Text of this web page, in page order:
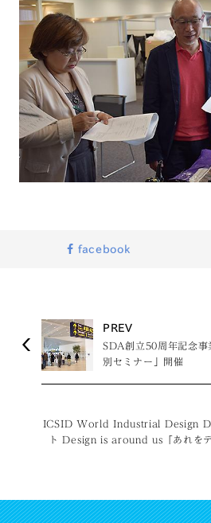
facebook
PREV
SDA創立50周年記念
別セミナー」開催
ICSID World Industrial Design
ト Design is around us「あれを